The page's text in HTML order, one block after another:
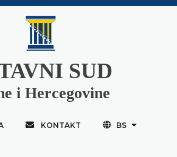
SUD
i Hercegovine
KONTAKT BS